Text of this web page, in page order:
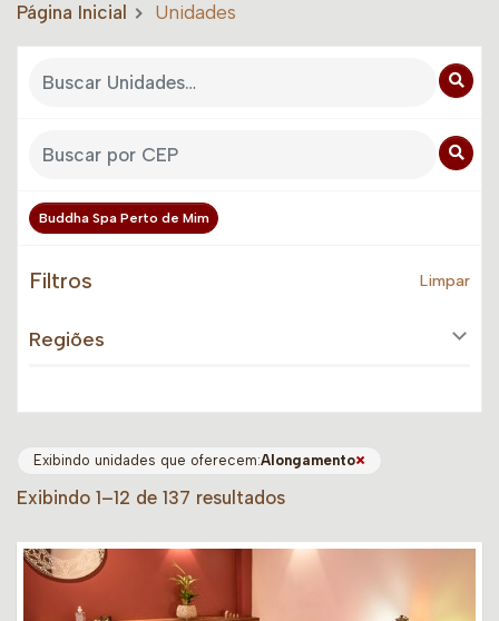
Página Inicial Unidades
Buddha Spa Perto de Mim
Filtros Limpar
Regiões
Exibindo unidades que oferecem:Alongamento×
Exibindo 1–12 de 137 resultados